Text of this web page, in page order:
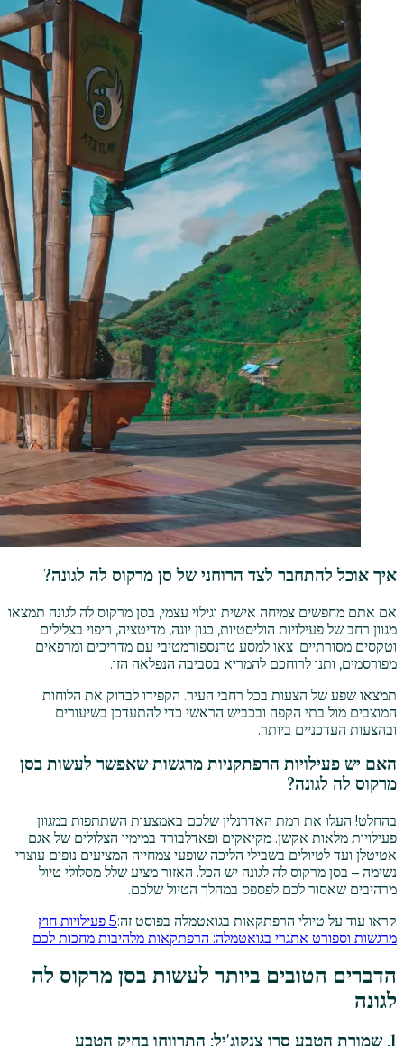
איך אוכל להתחבר לצד הרוחני של סן מרקוס לה לגונה?
אם אתם מחפשים צמיחה אישית וגילוי עצמי, בסן מרקוס לה לגונה תמצאו
מגוון רחב של פעילויות הוליסטיות, כגון יוגה, מדיטציה, ריפוי בצלילים
וטקסים מסורתיים. צאו למסע טרנספורמטיבי עם מדריכים ומרפאים
מפורסמים, ותנו לרוחכם להמריא בסביבה הנפלאה הזו.
תמצאו שפע של הצעות בכל רחבי העיר. הקפידו לבדוק את הלוחות
המוצבים מול בתי הקפה ובכביש הראשי כדי להתעדכן בשיעורים
ובהצעות העדכניים ביותר.
האם יש פעילויות הרפתקניות מרגשות שאפשר לעשות בסן
מרקוס לה לגונה?
בהחלט! העלו את רמת האדרנלין שלכם באמצעות השתתפות במגוון
פעילויות מלאות אקשן. מקיאקים ופאדלבורד במימיו הצלולים של אגם
אטיטלן ועד לטיולים בשבילי הליכה שופעי צמחייה המציעים נופים עוצרי
נשימה – בסן מרקוס לה לגונה יש הכל. האזור מציע שלל מסלולי טיול
מרהיבים שאסור לכם לפספס במהלך הטיול שלכם.
קראו עוד על טיולי הרפתקאות בגואטמלה בפוסט זה:
5 פעילויות חוץ
מרגשות וספורט אתגרי בגואטמלה: הרפתקאות מלהיבות מחכות לכם
הדברים הטובים ביותר לעשות בסן מרקוס לה
לגונה